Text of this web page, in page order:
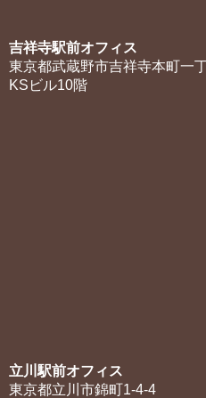
吉祥寺駅前オフィス
東京都武蔵野市吉祥寺本町一
KSビル10階
立川駅前オフィス
東京都立川市錦町1-4-4